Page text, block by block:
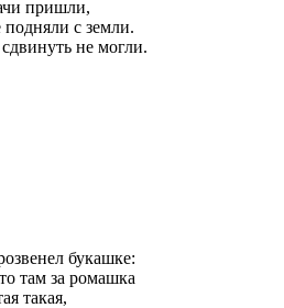
пришли,
с земли.
не могли.
букашке:
там за ромашка
такая,